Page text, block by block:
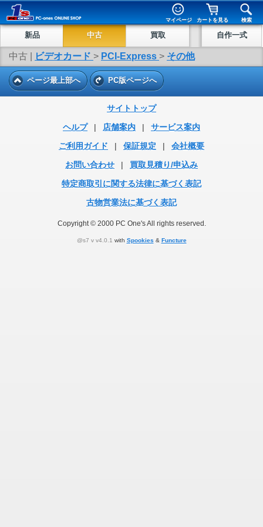
マイページ カートを見る 検索
新品 中古 買取 自作一式
中古 | ビデオカード > PCI-Express > その他
ページ最上部へ PC版ページへ
サイトトップ
ヘルプ
| 店舗案内 |
サービス案内
ご利用ガイド
| 保証規定 |
会社概要
お問い合わせ
|
買取見積り/申込み
特定商取引に関する法律に基づく表記
古物営業法に基づく表記
Copyright © 2000 PC One's All rights reserved.
@s7 v v4.0.1 with Spookies & Functure